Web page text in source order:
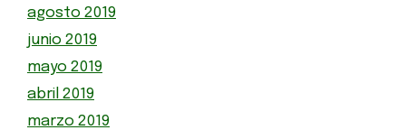
agosto 2019
junio 2019
mayo 2019
abril 2019
marzo 2019